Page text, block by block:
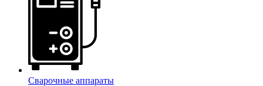
Сварочные аппараты